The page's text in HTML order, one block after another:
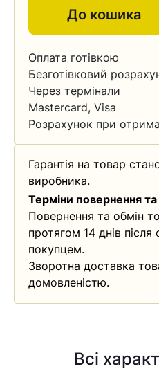
До кошика
Оплата готівкою
Безготівковий
Через термінали
Mastercard, Visa
Розрахунок при
Гарантія на товар
виробника.
Терміни повернення та
Повернення та обмін
протягом 14 днів
покупцем.
Зворотна доставка
домовленістю.
Всі